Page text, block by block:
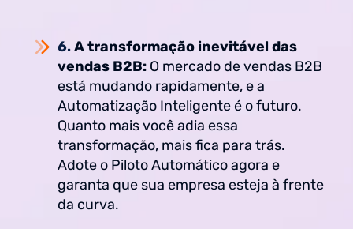
6.A transformação inevitável das
vendas B2B: O mercado de vendas B2B
está mudando rapidamente, e a
Automatização Inteligente é o futuro.
Quanto mais você adia essa
transformação, mais fica para trás.
Adote o Piloto Automático agora e
garanta que sua empresa esteja à frente
da curva.